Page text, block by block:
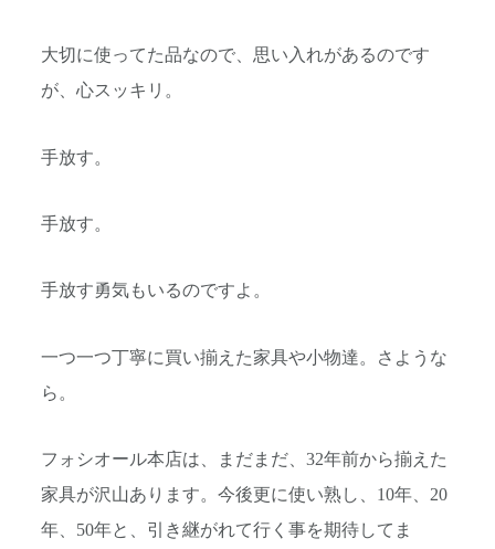
大切に使ってた品なので、思い入れがあるのです
が、心スッキリ。
手放す。
手放す。
手放す勇気もいるのですよ。
一つ一つ丁寧に買い揃えた家具や小物達。さような
ら。
フォシオール本店は、まだまだ、32年前から揃えた
家具が沢山あります。今後更に使い熟し、10年、20
年、50年と、引き継がれて行く事を期待してま